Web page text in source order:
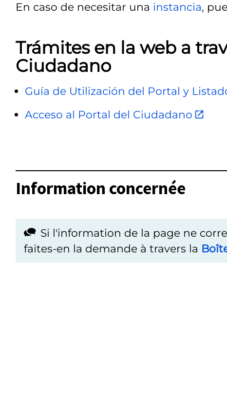
En caso de necesitar una instancia,
Trámites en la web a
Ciudadano
Guía de Utilización del Portal y
Acceso al Portal del Ciudadano
Information concernée
Si l'information de la page ne
faites-en la demande à travers la